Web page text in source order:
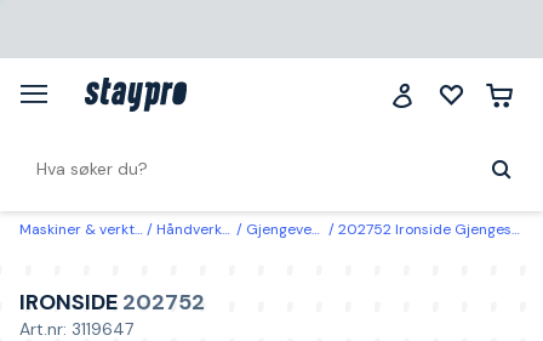
Maskiner & verktøy Håndverktøy Gjengeverktøy 202752 Ironside Gjengesnitt F100 M6
IRONSIDE 202752
Art.nr: 3119647